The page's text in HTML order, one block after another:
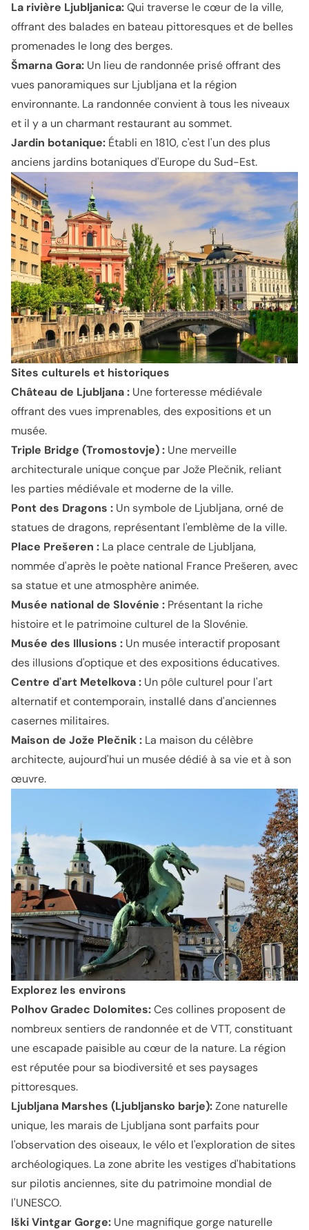
La rivière Ljubljanica:Qui traverse le cœur de la ville,
offrant des balades en bateau pittoresques et de belles
promenades le long des berges.
Šmarna Gora: Un lieu de randonnée prisé offrant des
vues panoramiques sur Ljubljana et la région
environnante. La randonnée convient à tous les niveaux
et il y a un charmant restaurant au sommet.
Jardin botanique: Établi en 1810, c'est l'un des plus
anciens jardins botaniques d'Europe du Sud-Est.
Sites culturels et historiques
Château de Ljubljana : Une forteresse médiévale
offrant des vues imprenables, des expositions et un
musée.
Triple Bridge (Tromostovje) : Une merveille
architecturale unique conçue par Jože Plečnik, reliant
les parties médiévale et moderne de la ville.
Pont des Dragons : Un symbole de Ljubljana, orné de
statues de dragons, représentant l'emblème de la ville.
Place Prešeren : La place centrale de Ljubljana,
nommée d'après le poète national France Prešeren, avec
sa statue et une atmosphère animée.
Musée national de Slovénie : Présentant la riche
histoire et le patrimoine culturel de la Slovénie.
Musée des Illusions : Un musée interactif proposant
des illusions d'optique et des expositions éducatives.
Centre d'art Metelkova : Un pôle culturel pour l'art
alternatif et contemporain, installé dans d'anciennes
casernes militaires.
Maison de Jože Plečnik : La maison du célèbre
architecte, aujourd'hui un musée dédié à sa vie et à son
œuvre.
Explorez les environs
Polhov Gradec Dolomites:Ces collines proposent de
nombreux sentiers de randonnée et de VTT, constituant
une escapade paisible au cœur de la nature. La région
est réputée pour sa biodiversité et ses paysages
pittoresques.
Ljubljana Marshes (Ljubljansko barje):Zone naturelle
unique, les marais de Ljubljana sont parfaits pour
l'observation des oiseaux, le vélo et l'exploration de sites
archéologiques. La zone abrite les vestiges d'habitations
sur pilotis anciennes, site du patrimoine mondial de
l'UNESCO.
Iški Vintgar Gorge: Une magnifique gorge naturelle